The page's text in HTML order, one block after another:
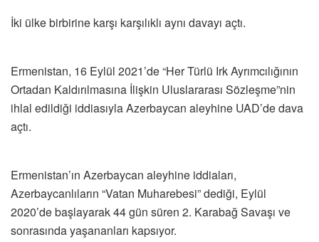
İki ülke birbirine karşı karşılıklı aynı davayı açtı.
Ermenistan, 16 Eylül 2021’de “Her Türlü Irk Ayrımcılığının
Ortadan Kaldırılmasına İlişkin Uluslararası Sözleşme”nin
ihlal edildiği iddiasıyla Azerbaycan aleyhine UAD’de dava
açtı.
Ermenistan’ın Azerbaycan aleyhine iddiaları,
Azerbaycanlıların “Vatan Muharebesi” dediği, Eylül
2020’de başlayarak 44 gün süren 2. Karabağ Savaşı ve
sonrasında yaşananları kapsıyor.